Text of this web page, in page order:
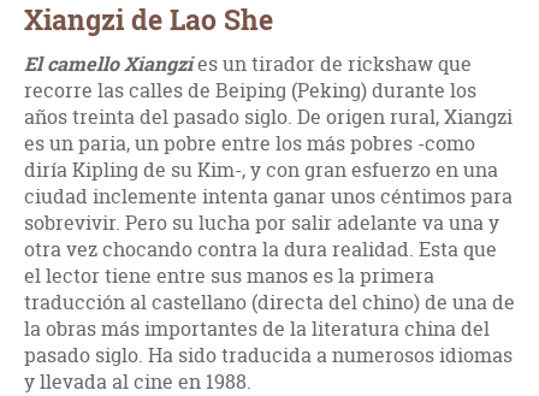
Xiangzi de Lao She
El camello Xiangzies un tirador de rickshaw que
recorre las calles de Beiping (Peking) durante los
años treinta del pasado siglo. De origen rural, Xiangzi
es un paria, un pobre entre los más pobres -como
diría Kipling de su Kim-, y con gran esfuerzo en una
ciudad inclemente intenta ganar unos céntimos para
sobrevivir. Pero su lucha por salir adelante va una y
otra vez chocando contra la dura realidad. Esta que
el lector tiene entre sus manos es la primera
traducción al castellano (directa del chino) de una de
la obras más importantes de la literatura china del
pasado siglo. Ha sido traducida a numerosos idiomas
y llevada al cine en 1988.